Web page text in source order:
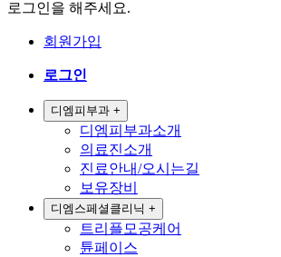
로그인을 해주세요.
회원가입
로그인
디엠피부과 +
디엠피부과소개
의료진소개
진료안내/오시는길
보유장비
디엠스페셜클리닉 +
트리플모공케어
튠페이스